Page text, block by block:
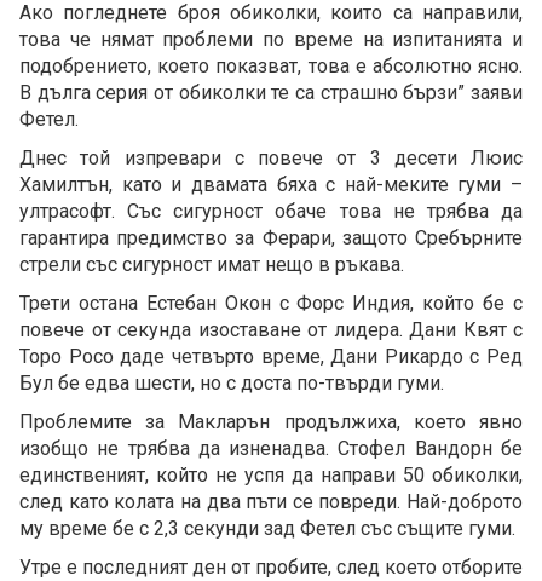
Ако погледнете броя обиколки, които са направили,
това че нямат проблеми по време на изпитанията и
подобрението, което показват, това е абсолютно ясно.
В дълга серия от обиколки те са страшно бързи” заяви
Фетел.
Днес той изпревари с повече от 3 десети Люис
Хамилтън, като и двамата бяха с най-меките гуми –
ултрасофт. Със сигурност обаче това не трябва да
гарантира предимство за Ферари, защото Сребърните
стрели със сигурност имат нещо в ръкава.
Трети остана Естебан Окон с Форс Индия, който бе с
повече от секунда изоставане от лидера. Дани Квят с
Торо Росо даде четвърто време, Дани Рикардо с Ред
Бул бе едва шести, но с доста по-твърди гуми.
Проблемите за Макларън продължиха, което явно
изобщо не трябва да изненадва. Стофел Вандорн бе
единственият, който не успя да направи 50 обиколки,
след като колата на два пъти се повреди. Най-доброто
му време бе с 2,3 секунди зад Фетел със същите гуми.
Утре е последният ден от пробите, след което отборите